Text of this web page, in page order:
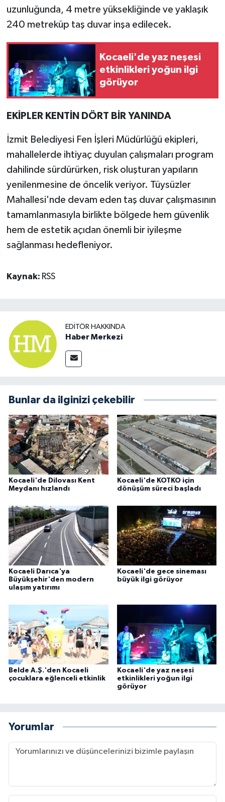
uzunluğunda, 4 metre yüksekliğinde ve yaklaşık
240 metreküp taş duvar inşa edilecek.
Kocaeli'de yaz neşesi
etkinlikleri yoğun ilgi
görüyor
EKİPLER KENTİN DÖRT BİR YANINDA
İzmit Belediyesi Fen İşleri Müdürlüğü ekipleri,
mahallelerde ihtiyaç duyulan çalışmaları program
dahilinde sürdürürken, risk oluşturan yapıların
yenilenmesine de öncelik veriyor. Tüysüzler
Mahallesi'nde devam eden taş duvar çalışmasının
tamamlanmasıyla birlikte bölgede hem güvenlik
hem de estetik açıdan önemli bir iyileşme
sağlanması hedefleniyor.
Kaynak: RSS
EDITÖR HAKKINDA
Haber Merkezi
Bunlar da ilginizi çekebilir
Kocaeli'de Dilovası Kent
Meydanı hızlandı
Kocaeli'de KOTKO için
dönüşüm süreci başladı
Kocaeli Darıca'ya
Büyükşehir'den modern
ulaşım yatırımı
Kocaeli'de gece sineması
büyük ilgi görüyor
Belde A.Ş.'den Kocaeli
çocuklara eğlenceli etkinlik
Kocaeli'de yaz neşesi
etkinlikleri yoğun ilgi
görüyor
Yorumlar